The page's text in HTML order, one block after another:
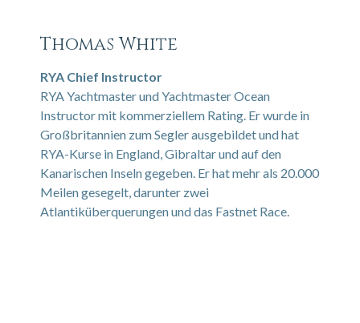
Thomas White
RYA Chief Instructor
RYA Yachtmaster und Yachtmaster Ocean
Instructor mit kommerziellem Rating. Er wurde in
Großbritannien zum Segler ausgebildet und hat
RYA-Kurse in England, Gibraltar und auf den
Kanarischen Inseln gegeben. Er hat mehr als 20.000
Meilen gesegelt, darunter zwei
Atlantiküberquerungen und das Fastnet Race.